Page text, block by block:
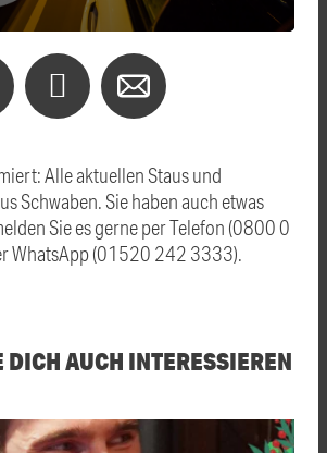
Alle aktuellen Staus und
Schwaben. Sie haben auch etwas
Sie es gerne per Telefon (0800 0
WhatsApp (01520 242 3333).
DICH AUCH INTERESSIEREN